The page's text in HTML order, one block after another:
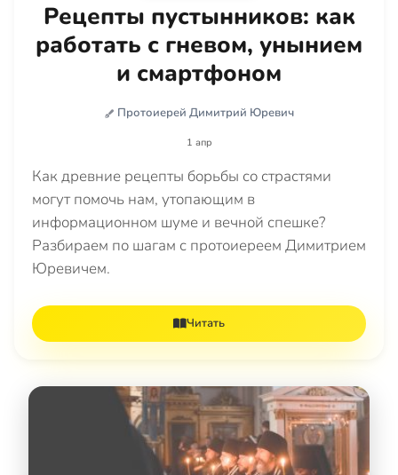
Рецепты пустынников: как
работать с гневом, унынием
и смартфоном
Протоиерей Димитрий Юревич
1 апр
Как древние рецепты борьбы со страстями
могут помочь нам, утопающим в
информационном шуме и вечной спешке?
Разбираем по шагам с протоиереем Димитрием
Юревичем.
Читать